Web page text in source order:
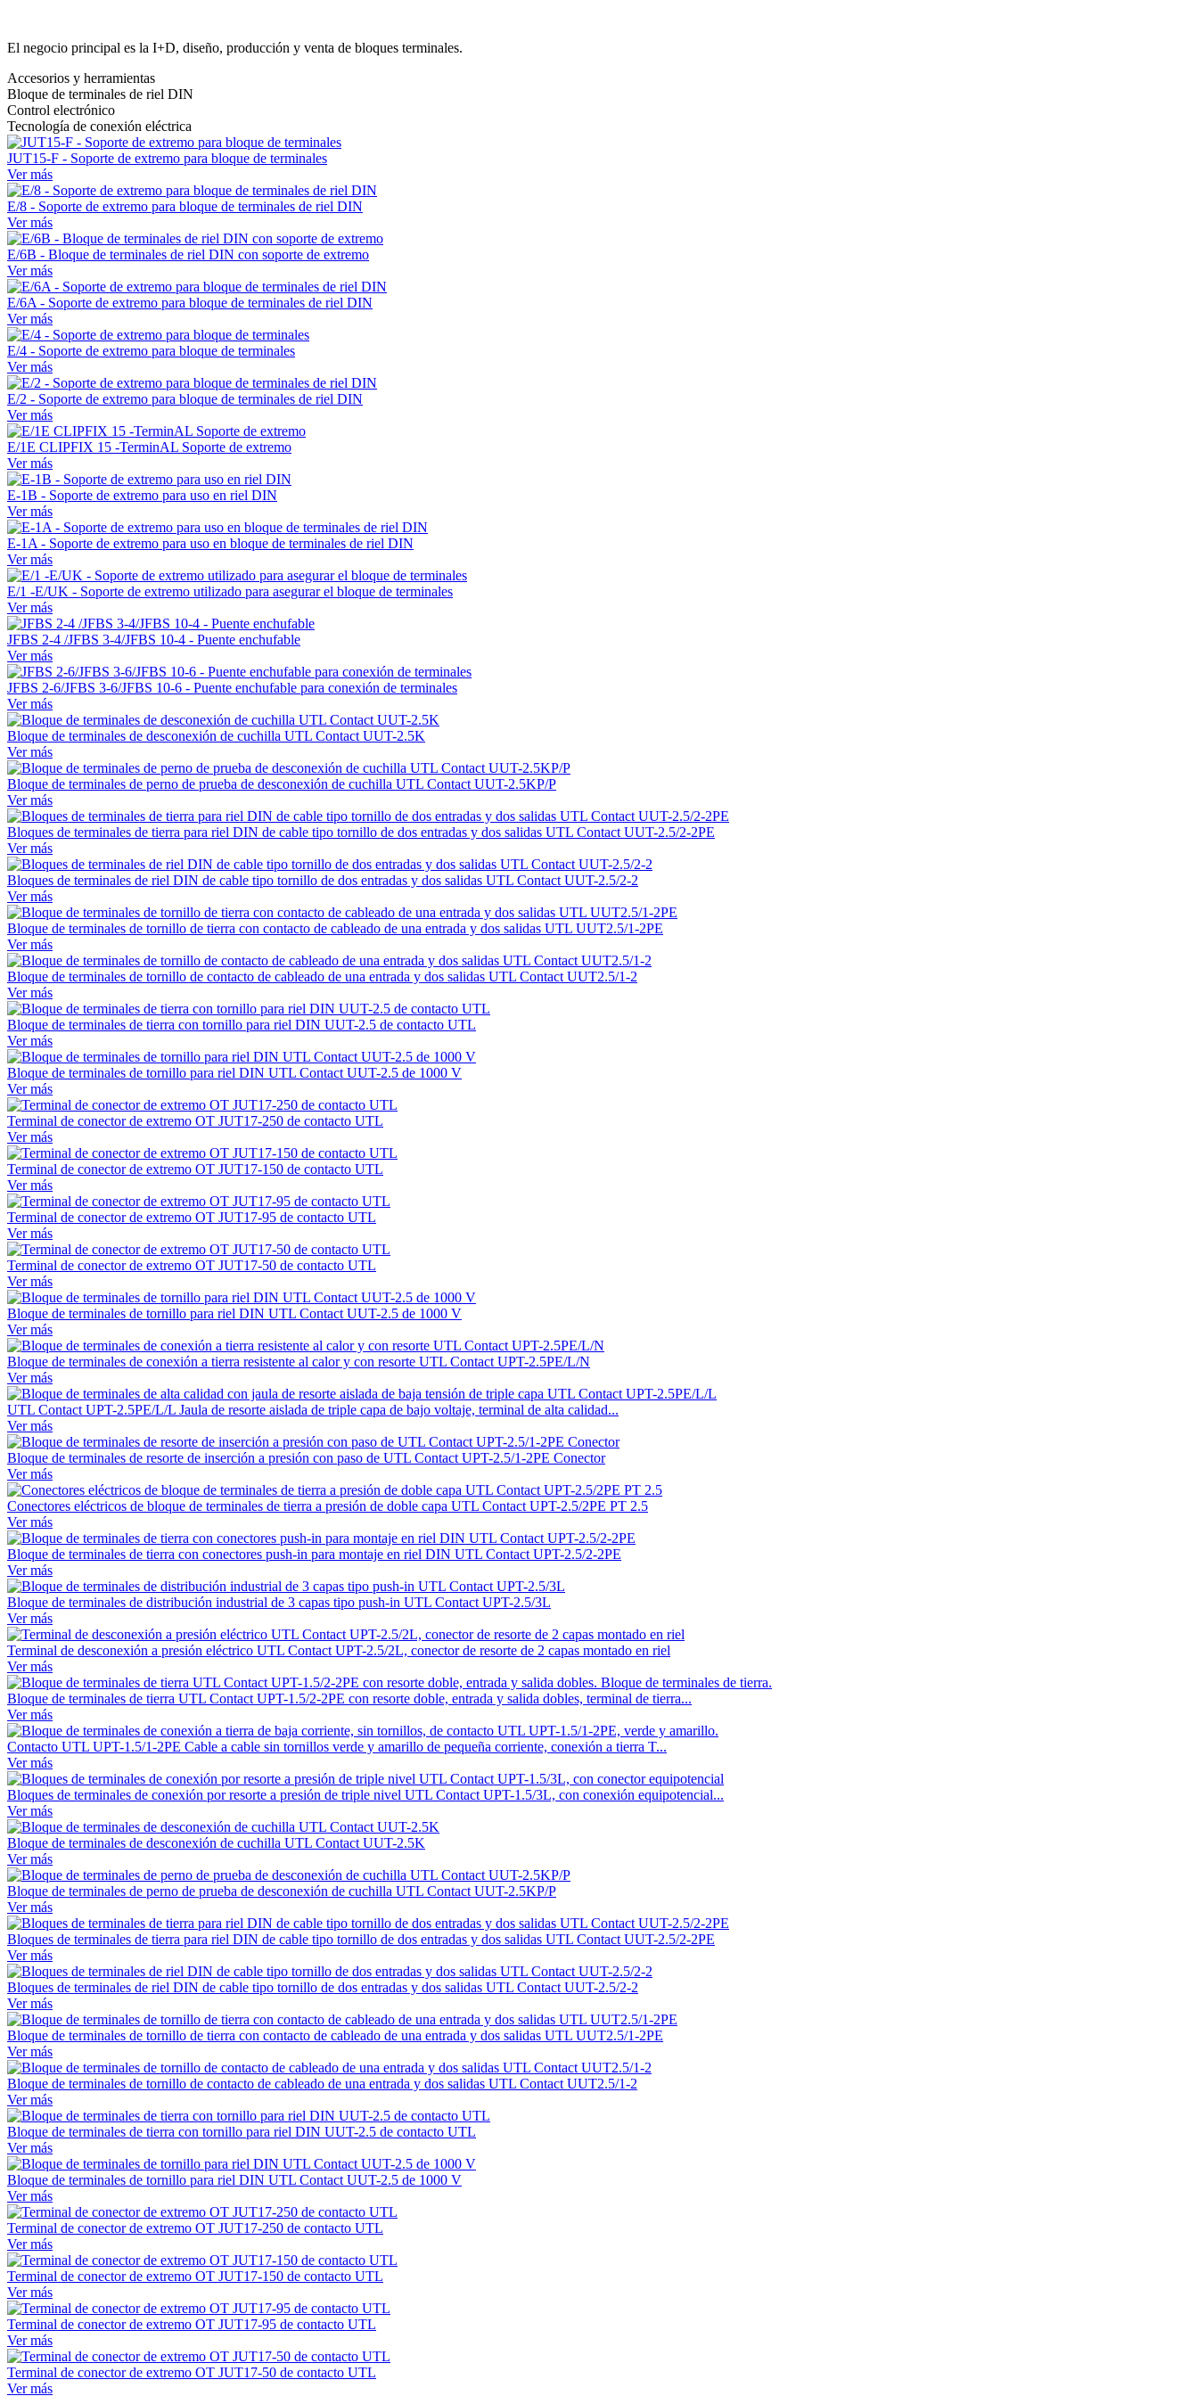
El negocio principal es la I+D, diseño, producción y venta de bloques terminales.
Accesorios y herramientas
Bloque de terminales de riel DIN
Control electrónico
Tecnología de conexión eléctrica
JUT15-F - Soporte de extremo para bloque de terminales
Ver más
E/8 - Soporte de extremo para bloque de terminales de riel DIN
Ver más
E/6B - Bloque de terminales de riel DIN con soporte de extremo
Ver más
E/6A - Soporte de extremo para bloque de terminales de riel DIN
Ver más
E/4 - Soporte de extremo para bloque de terminales
Ver más
E/2 - Soporte de extremo para bloque de terminales de riel DIN
Ver más
E/1E CLIPFIX 15 -TerminAL Soporte de extremo
Ver más
E-1B - Soporte de extremo para uso en riel DIN
Ver más
E-1A - Soporte de extremo para uso en bloque de terminales de riel DIN
Ver más
E/1 -E/UK - Soporte de extremo utilizado para asegurar el bloque de terminales
Ver más
JFBS 2-4 /JFBS 3-4/JFBS 10-4 - Puente enchufable
Ver más
JFBS 2-6/JFBS 3-6/JFBS 10-6 - Puente enchufable para conexión de terminales
Ver más
Bloque de terminales de desconexión de cuchilla UTL Contact UUT-2.5K
Ver más
Bloque de terminales de perno de prueba de desconexión de cuchilla UTL Contact UUT-2.5KP/P
Ver más
Bloques de terminales de tierra para riel DIN de cable tipo tornillo de dos entradas y dos salidas UTL Contact UUT-2.5/2-2PE
Ver más
Bloques de terminales de riel DIN de cable tipo tornillo de dos entradas y dos salidas UTL Contact UUT-2.5/2-2
Ver más
Bloque de terminales de tornillo de tierra con contacto de cableado de una entrada y dos salidas UTL UUT2.5/1-2PE
Ver más
Bloque de terminales de tornillo de contacto de cableado de una entrada y dos salidas UTL Contact UUT2.5/1-2
Ver más
Bloque de terminales de tierra con tornillo para riel DIN UUT-2.5 de contacto UTL
Ver más
Bloque de terminales de tornillo para riel DIN UTL Contact UUT-2.5 de 1000 V
Ver más
Terminal de conector de extremo OT JUT17-250 de contacto UTL
Ver más
Terminal de conector de extremo OT JUT17-150 de contacto UTL
Ver más
Terminal de conector de extremo OT JUT17-95 de contacto UTL
Ver más
Terminal de conector de extremo OT JUT17-50 de contacto UTL
Ver más
Bloque de terminales de tornillo para riel DIN UTL Contact UUT-2.5 de 1000 V
Ver más
Bloque de terminales de conexión a tierra resistente al calor y con resorte UTL Contact UPT-2.5PE/L/N
Ver más
UTL Contact UPT-2.5PE/L/L Jaula de resorte aislada de triple capa de bajo voltaje, terminal de alta calidad...
Ver más
Bloque de terminales de resorte de inserción a presión con paso de UTL Contact UPT-2.5/1-2PE Conector
Ver más
Conectores eléctricos de bloque de terminales de tierra a presión de doble capa UTL Contact UPT-2.5/2PE PT 2.5
Ver más
Bloque de terminales de tierra con conectores push-in para montaje en riel DIN UTL Contact UPT-2.5/2-2PE
Ver más
Bloque de terminales de distribución industrial de 3 capas tipo push-in UTL Contact UPT-2.5/3L
Ver más
Terminal de desconexión a presión eléctrico UTL Contact UPT-2.5/2L, conector de resorte de 2 capas montado en riel
Ver más
Bloque de terminales de tierra UTL Contact UPT-1.5/2-2PE con resorte doble, entrada y salida dobles, terminal de tierra...
Ver más
Contacto UTL UPT-1.5/1-2PE Cable a cable sin tornillos verde y amarillo de pequeña corriente, conexión a tierra T...
Ver más
Bloques de terminales de conexión por resorte a presión de triple nivel UTL Contact UPT-1.5/3L, con conexión equipotencial...
Ver más
Bloque de terminales de desconexión de cuchilla UTL Contact UUT-2.5K
Ver más
Bloque de terminales de perno de prueba de desconexión de cuchilla UTL Contact UUT-2.5KP/P
Ver más
Bloques de terminales de tierra para riel DIN de cable tipo tornillo de dos entradas y dos salidas UTL Contact UUT-2.5/2-2PE
Ver más
Bloques de terminales de riel DIN de cable tipo tornillo de dos entradas y dos salidas UTL Contact UUT-2.5/2-2
Ver más
Bloque de terminales de tornillo de tierra con contacto de cableado de una entrada y dos salidas UTL UUT2.5/1-2PE
Ver más
Bloque de terminales de tornillo de contacto de cableado de una entrada y dos salidas UTL Contact UUT2.5/1-2
Ver más
Bloque de terminales de tierra con tornillo para riel DIN UUT-2.5 de contacto UTL
Ver más
Bloque de terminales de tornillo para riel DIN UTL Contact UUT-2.5 de 1000 V
Ver más
Terminal de conector de extremo OT JUT17-250 de contacto UTL
Ver más
Terminal de conector de extremo OT JUT17-150 de contacto UTL
Ver más
Terminal de conector de extremo OT JUT17-95 de contacto UTL
Ver más
Terminal de conector de extremo OT JUT17-50 de contacto UTL
Ver más